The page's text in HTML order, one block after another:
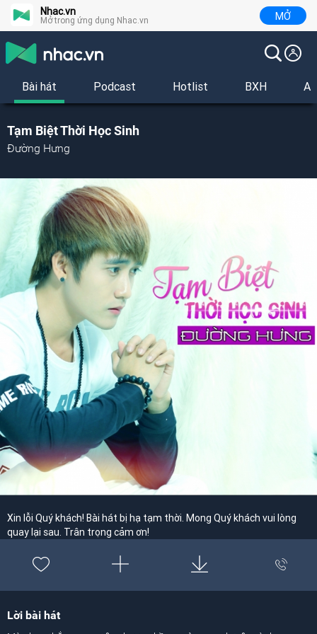
Nhac.vn
Mở trong ứng dụng Nhac.vn MỞ
Bài hát Podcast Hotlist BXH
Tạm Biệt Thời Học Sinh
Đường Hưng
Xin lỗi Quý khách! Bài hát bị hạ tạm thời. Mong Quý khách vui lòng
quay lại sau. Trân trọng cảm ơn!
Lời bài hát